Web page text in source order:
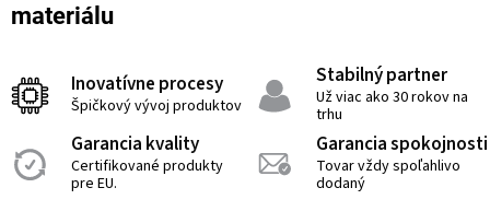
materiálu
Inovatívne procesy
Špičkový vývoj produktov
Stabilný partner
Už viac ako 30 rokov na
trhu
Garancia kvality
Certifikované produkty
pre EU.
Garancia spokojnosti
Tovar vždy spoľahlivo
dodaný